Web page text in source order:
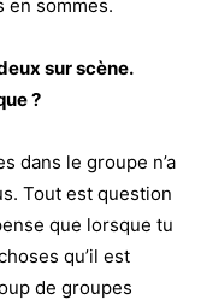
en sommes.
sur scène.
?
dans le groupe n’a
Tout est question
que lorsque tu
qu’il est
de groupes